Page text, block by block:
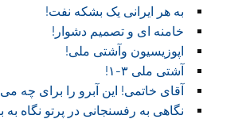
به هر ایرانی یک بشکه نفت!
خامنه ای و تصمیم دشوار!
اپوزیسیون وآشتی ملی!
آشتی ملی ۳-۱!
آقای خاتمی! این آبرو را برای چه
نگاهی به رفسنجانی در پرتو نگاه به